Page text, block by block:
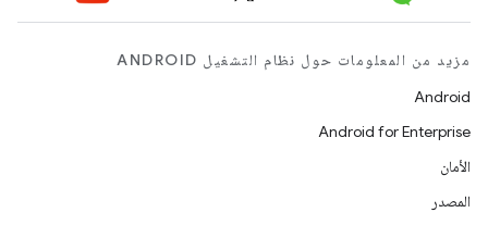
مزيد من المعلومات حول نظام التشغيل ANDROID
Android
Android for Enterprise
الأمان
المصدر